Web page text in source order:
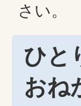
さい。
ひと
おね